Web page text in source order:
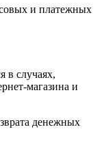
и платежных
в случаях,
магазина и
денежных